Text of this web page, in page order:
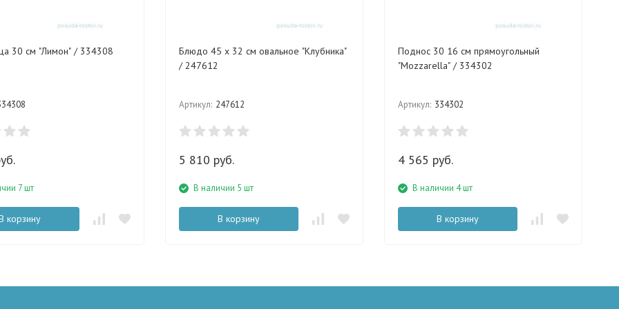
30 см "Лимон" / 334308
7 шт
корзину
Блюдо 45 х 32 см овальное "Клубника"
/ 247612
Артикул: 247612
5 810 руб.
В наличии 5 шт
В корзину
Поднос 30 16 см прямоугольный
"Mozzarella" / 334302
Артикул: 334302
4 565 руб.
В наличии 4 шт
В корзину